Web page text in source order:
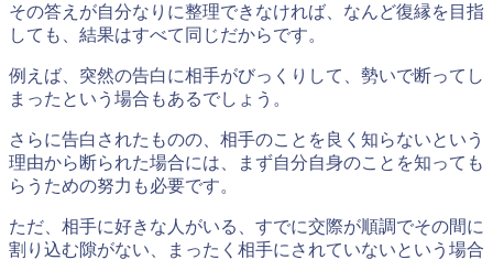
その答えが自分なりに整理できなければ、なんど復縁を目指
しても、結果はすべて同じだからです。
例えば、突然の告白に相手がびっくりして、勢いで断ってし
まったという場合もあるでしょう。
さらに告白されたものの、相手のことを良く知らないという
理由から断られた場合には、まず自分自身のことを知っても
らうための努力も必要です。
ただ、相手に好きな人がいる、すでに交際が順調でその間に
割り込む隙がない、まったく相手にされていないという場合